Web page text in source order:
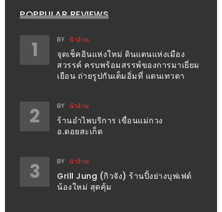
เฉพาะ
อิ่ม
เผา
POPPULAR REVIEWS
1 BY น้าอ้วน
จุดเช็คอินแห่งใหม่ ดินแดนแห่งเมือง
สวรรค์ ครบพร้อมสรรพ์ของการมาเยี่ยม
เยือน ถ่ายรูปกันเต็มอิ่มที่ แดนเทวดา
2 BY น้าอ้วน
ร้านอำไพบริการ เขื่อนแม่กวง
อ.ดอยสะเก็ด
3 BY น้าอ้วน
Grill Jung (กิวจัง) ร้านปิ้งย่างบุฟเฟต์
น้องใหม่ สุดคุ้ม